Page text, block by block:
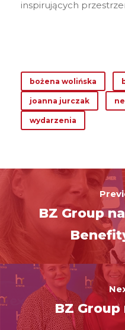
inspirujących
bożena wolińska
joanna jurczak
wydarzenia
BZ Group
BZ Group